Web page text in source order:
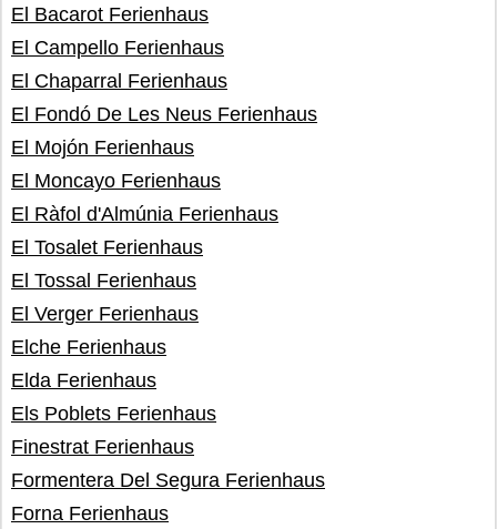
El Bacarot Ferienhaus
El Campello Ferienhaus
El Chaparral Ferienhaus
El Fondó De Les Neus Ferienhaus
El Mojón Ferienhaus
El Moncayo Ferienhaus
El Ràfol d'Almúnia Ferienhaus
El Tosalet Ferienhaus
El Tossal Ferienhaus
El Verger Ferienhaus
Elche Ferienhaus
Elda Ferienhaus
Els Poblets Ferienhaus
Finestrat Ferienhaus
Formentera Del Segura Ferienhaus
Forna Ferienhaus